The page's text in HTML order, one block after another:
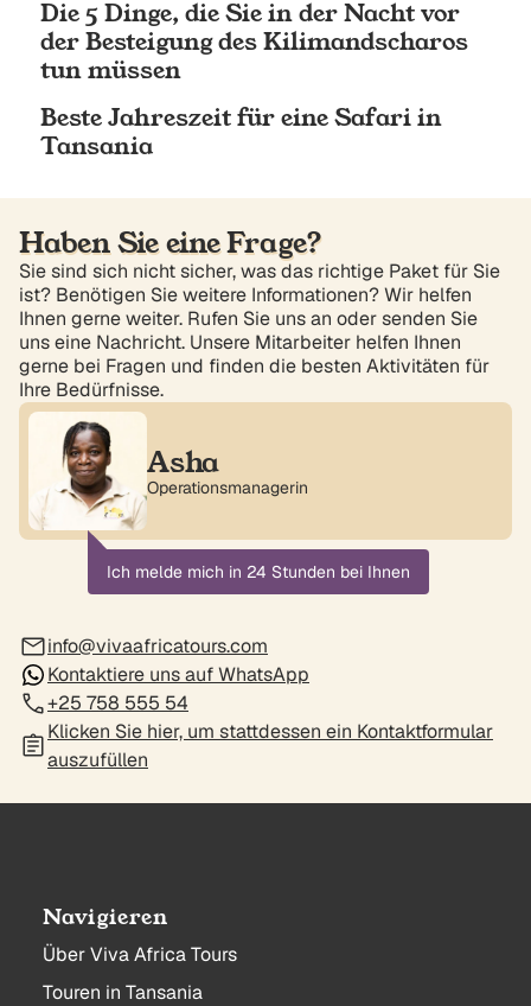
Die 5 Dinge, die Sie in der Nacht vor
der Besteigung des Kilimandscharos
tun müssen
Beste Jahreszeit für eine Safari in
Tansania
Haben Sie eine Frage?
Sie sind sich nicht sicher, was das richtige Paket für Sie
ist? Benötigen Sie weitere Informationen? Wir helfen
Ihnen gerne weiter. Rufen Sie uns an oder senden Sie
uns eine Nachricht. Unsere Mitarbeiter helfen Ihnen
gerne bei Fragen und finden die besten Aktivitäten für
Ihre Bedürfnisse.
Asha
Operationsmanagerin
Ich melde mich in 24 Stunden bei Ihnen
info@vivaafricatours.com
Kontaktiere uns auf WhatsApp
+25 758 555 54
Klicken Sie hier, um stattdessen ein Kontaktformular
auszufüllen
Navigieren
Über Viva Africa Tours
Touren in Tansania